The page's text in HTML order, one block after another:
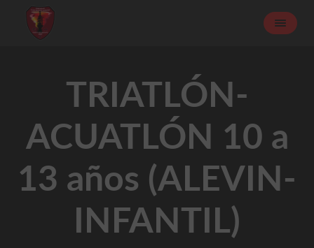
TRIATLÓN-
ACUATLÓN 10 a
13 años (ALEVIN-
INFANTIL)